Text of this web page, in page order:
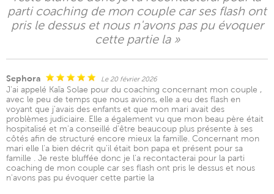
parti coaching de mon couple car ses flash ont
pris le dessus et nous n'avons pas pu évoquer
cette partie la »
Sephora Le 20 février 2026
J'ai appelé Kaïa Solae pour du coaching concernant mon couple ,
avec le peu de temps que nous avions, elle a eu des flash en
voyant que j'avais des enfants et que mon mari avait des
problèmes judiciaire. Elle a également vu que mon beau père était
hospitalisé et m'a conseillé d'être beaucoup plus présente à ses
côtés afin de structuré encore mieux la famille. Concernant mon
mari elle l'a bien décrit qu'il était bon papa et présent pour sa
famille . Je reste bluffée donc je l'a recontacterai pour la parti
coaching de mon couple car ses flash ont pris le dessus et nous
n'avons pas pu évoquer cette partie la